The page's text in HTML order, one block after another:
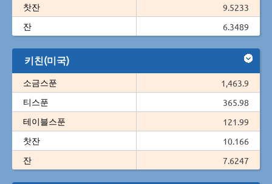
찻잔
9.5233
잔
6.3489
키친(미국)
소금스푼
1,463.9
티스푼
365.98
테이블스푼
121.99
찻잔
10.166
잔
7.6247